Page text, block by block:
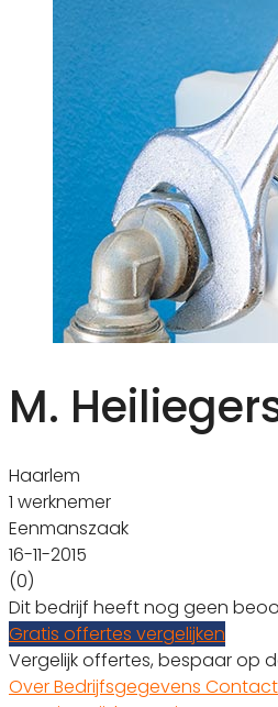
M.
Haarlem
1 werknemer
Eenmanszaak
16-11-2015
(0)
Dit bedrijf heeft nog geen
Gratis offertes vergelijken
Vergelijk offertes, bespaar op
OverBedrijfsgegevens